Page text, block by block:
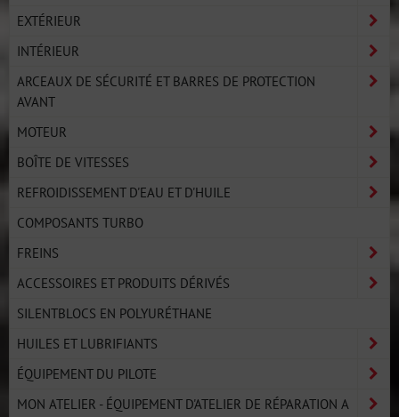
EXTÉRIEUR
INTÉRIEUR
ARCEAUX DE SÉCURITÉ ET BARRES DE PROTECTION
AVANT
MOTEUR
BOÎTE DE VITESSES
REFROIDISSEMENT D'EAU ET D'HUILE
COMPOSANTS TURBO
FREINS
ACCESSOIRES ET PRODUITS DÉRIVÉS
SILENTBLOCS EN POLYURÉTHANE
HUILES ET LUBRIFIANTS
ÉQUIPEMENT DU PILOTE
MON ATELIER - ÉQUIPEMENT D'ATELIER DE RÉPARATION A